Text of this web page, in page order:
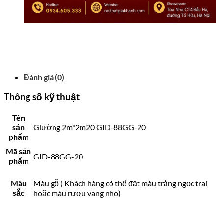
Đánh giá (0)
Thông số kỹ thuật
Tên
sản
phẩm
Giường 2m*2m20 GID-88GG-20
Mã sản
phẩm GID-88GG-20
Màu
sắc
Màu gỗ ( Khách hàng có thể đặt màu trắng ngọc trai
hoặc màu rượu vang nho)